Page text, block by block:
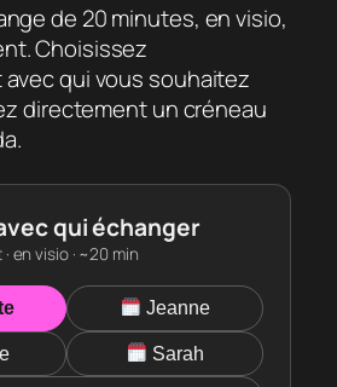
de 20 minutes, en visio,
Choisissez
avec qui vous souhaitez
directement un créneau
qui échanger
en visio · ~20 min
Jeanne
Sarah